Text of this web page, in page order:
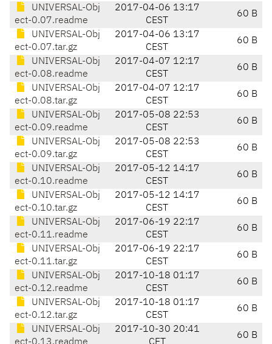
UNIVERSAL-Obj
ect-0.07.readme
2017-04-06 13:17
CEST
60 B
UNIVERSAL-Obj
ect-0.07.tar.gz
2017-04-06 13:17
CEST
60 B
UNIVERSAL-Obj
ect-0.08.readme
2017-04-07 12:17
CEST
60 B
UNIVERSAL-Obj
ect-0.08.tar.gz
2017-04-07 12:17
CEST
60 B
UNIVERSAL-Obj
ect-0.09.readme
2017-05-08 22:53
CEST
60 B
UNIVERSAL-Obj
ect-0.09.tar.gz
2017-05-08 22:53
CEST
60 B
UNIVERSAL-Obj
ect-0.10.readme
2017-05-12 14:17
CEST
60 B
UNIVERSAL-Obj
ect-0.10.tar.gz
2017-05-12 14:17
CEST
60 B
UNIVERSAL-Obj
ect-0.11.readme
2017-06-19 22:17
CEST
60 B
UNIVERSAL-Obj
ect-0.11.tar.gz
2017-06-19 22:17
CEST
60 B
UNIVERSAL-Obj
ect-0.12.readme
2017-10-18 01:17
CEST
60 B
UNIVERSAL-Obj
ect-0.12.tar.gz
2017-10-18 01:17
CEST
60 B
UNIVERSAL-Obj
2017-10-30 20:41
60 B